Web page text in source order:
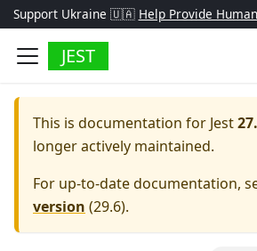
Support Ukraine 🇺🇦 Help Provide
JEST
This is documentation for Jest
longer actively maintained.
For up-to-date documentation,
version (29.6).